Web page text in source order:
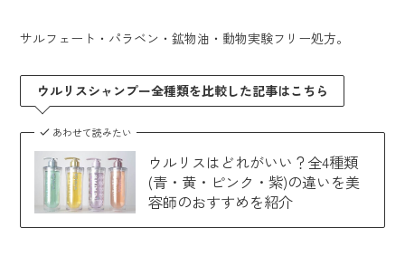
サルフェート・パラベン・鉱物油・動物実験フリー処方。
ウルリスシャンプー全種類を比較した記事はこちら
あわせて読みたい
ウルリスはどれがいい？全4種類
(青・黄・ピンク・紫)の違いを美
容師のおすすめを紹介